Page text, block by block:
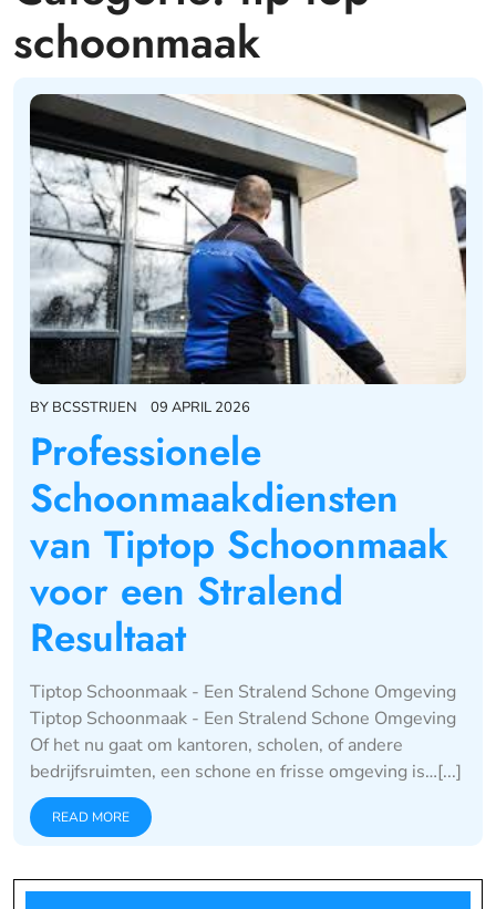
schoonmaak
BY BCSSTRIJEN 09 APRIL 2026
Professionele
Schoonmaakdiensten
van Tiptop Schoonmaak
voor een Stralend
Resultaat
Tiptop Schoonmaak - Een Stralend Schone Omgeving
Tiptop Schoonmaak - Een Stralend Schone Omgeving
Of het nu gaat om kantoren, scholen, of andere
bedrijfsruimten, een schone en frisse omgeving is…[...]
READ MORE